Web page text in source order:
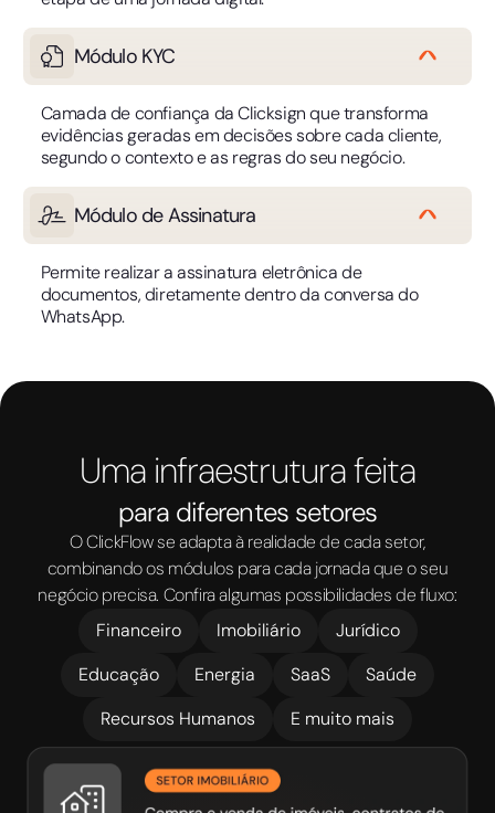
Módulo KYC
Camada de confiança da Clicksign que transforma
evidências geradas em decisões sobre cada cliente,
segundo o contexto e as regras do seu negócio.
Módulo de Assinatura
Permite realizar a assinatura eletrônica de
documentos, diretamente dentro da conversa do
WhatsApp.
Uma infraestrutura feita
para diferentes setores
O ClickFlow se adapta à realidade de cada setor,
combinando os módulos para cada jornada que o seu
negócio precisa. Confira algumas possibilidades de fluxo:
Financeiro
Imobiliário
Jurídico
Educação
Energia SaaS
Saúde
Recursos Humanos
E muito mais